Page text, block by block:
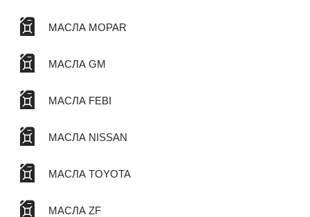
МАСЛА MOPAR
МАСЛА GM
МАСЛА FEBI
МАСЛА NISSAN
МАСЛА TOYOTA
МАСЛА ZF